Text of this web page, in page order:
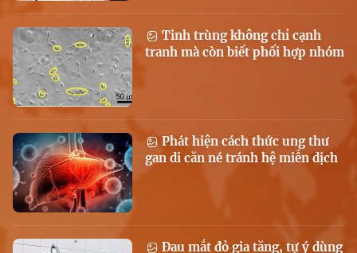
Tinh trùng không chỉ cạnh
tranh mà còn biết phối hợp nhóm
Phát hiện cách thức ung thư
gan di căn né tránh hệ miễn dịch
Đau mắt đỏ gia tăng, tự ý dùng